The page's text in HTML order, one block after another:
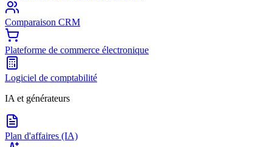
Comparaison CRM
Plateforme de commerce électronique
Logiciel de comptabilité
IA et générateurs
Plan d'affaires (IA)